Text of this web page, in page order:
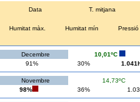
Data T. mitjana
Humitat màx. Humitat mín Pressió
Decembre 10,01ºC
91%
30%
Novembre 14,73ºC
98%
36%